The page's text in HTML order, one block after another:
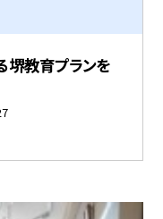
教育プランを